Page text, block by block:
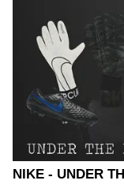
NIKE - UNDER